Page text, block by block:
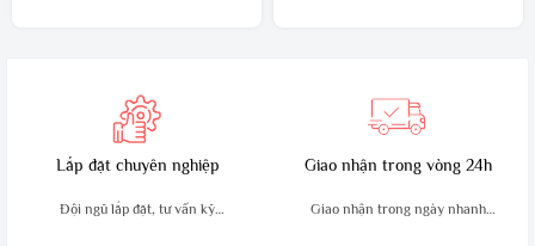
Bảo hành24 tháng
Lắp đặt chuyên nghiệp
Đội ngũ lắp đặt, tư vấn kỹ
Giao nhận trong vòng 24h
Giao nhận trong ngày nhanh